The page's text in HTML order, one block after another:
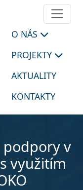
O NÁS
PROJEKTY
AKTUALITY
KONTAKTY
podpory v
využitím